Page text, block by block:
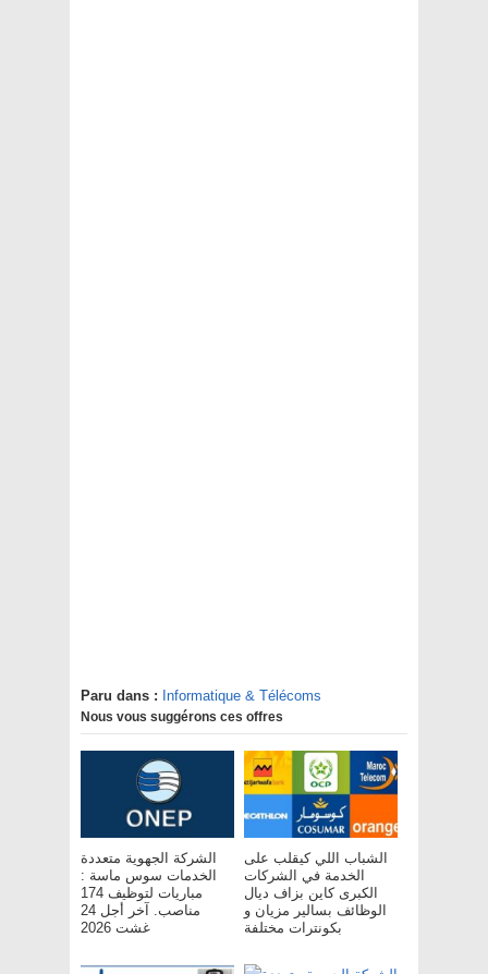
Paru dans : Informatique & Télécoms
Nous vous suggérons ces offres
الشركة الجهوية متعددة
الخدمات سوس ماسة :
مباريات لتوظيف 174
مناصب. آخر أجل 24
غشت 2026
الشباب اللي كيقلب على
الخدمة في الشركات
الكبرى كاين بزاف ديال
الوظائف بسالير مزيان و
بكونترات مختلفة